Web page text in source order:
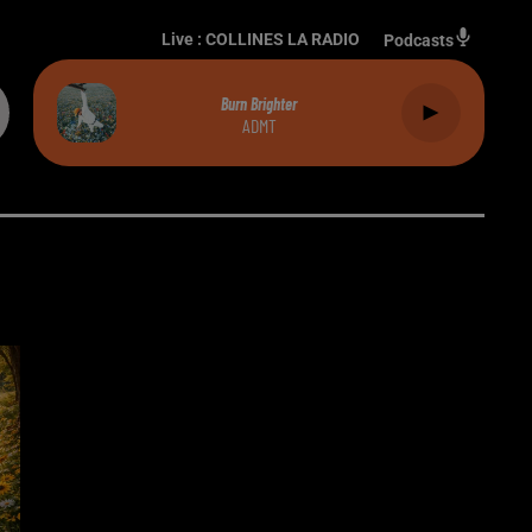
Live : COLLINES LA RADIO Podcasts
Burn Brighter
ADMT